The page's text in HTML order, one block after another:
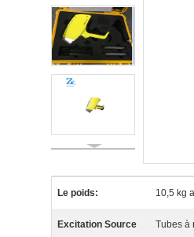
Le poids: 10,5 kg
Excitation Source
Tubes à